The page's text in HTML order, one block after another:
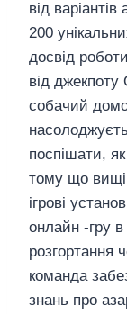
від
200
досвід
від
собачий
поспішати,
тому що вищі
ігрові
онлайн -гру в
розгортання
команда
знань про